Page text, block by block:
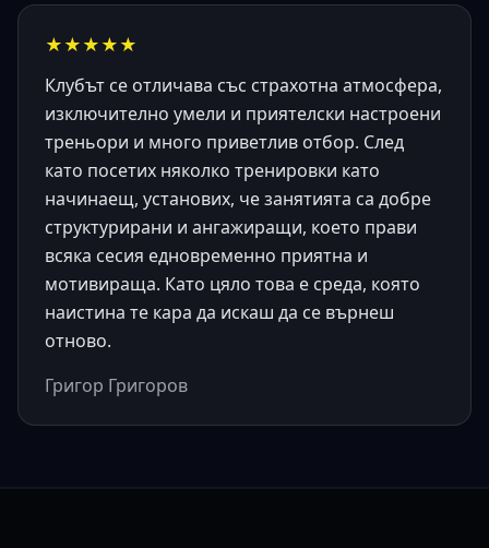
★★★★★
Клубът се отличава със страхотна атмосфера,
изключително умели и приятелски настроени
треньори и много приветлив отбор. След
като посетих няколко тренировки като
начинаещ, установих, че занятията са добре
структурирани и ангажиращи, което прави
всяка сесия едновременно приятна и
мотивираща. Като цяло това е среда, която
наистина те кара да искаш да се върнеш
отново.
Григор Григоров